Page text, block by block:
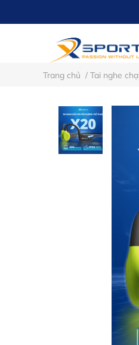
Trang chủ / Tai nghe